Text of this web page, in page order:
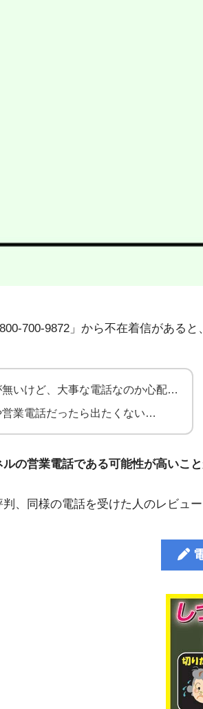
700-9872」から不在着信がある
いけど、大事な電話なのか心配…
業電話だったら出たくない…
の営業電話である可能性が高いこと
、同様の電話を受けた人のレビュ